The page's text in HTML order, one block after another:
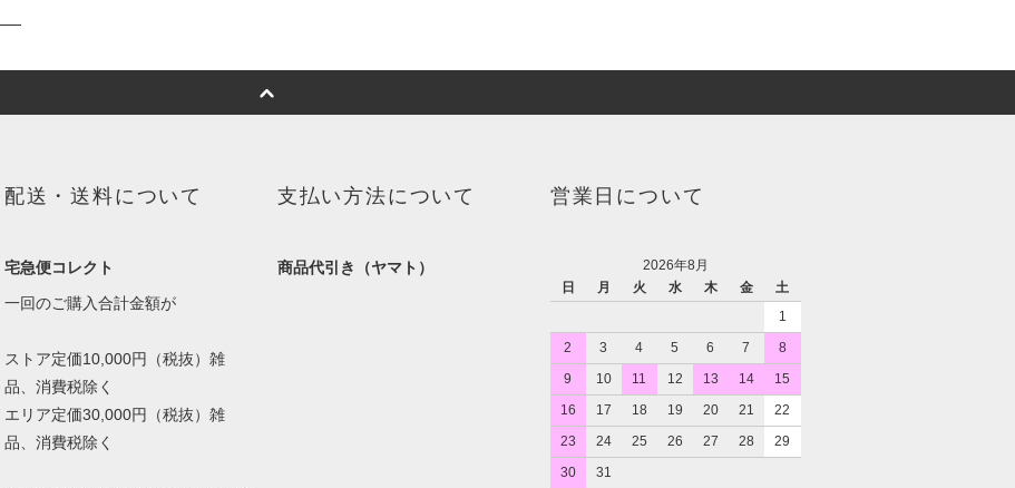
配送・送料について
宅急便コレクト
一回のご購入合計金額が
ストア定価10,000円（税抜）雑
品、消費税除く
エリア定価30,000円（税抜）雑
品、消費税除く
支払い方法について
商品代引き（ヤマト）
営業日について
2026年8月
日
月 火 水 木 金
土
1
2
3 4 5 6 7
8
9
10 11 12 13 14
15
16
17 18 19 20 21
22
23
24 25 26 27 28
29
30
31